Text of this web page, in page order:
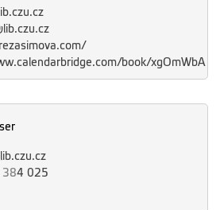
book/xgOmWbA
384 025